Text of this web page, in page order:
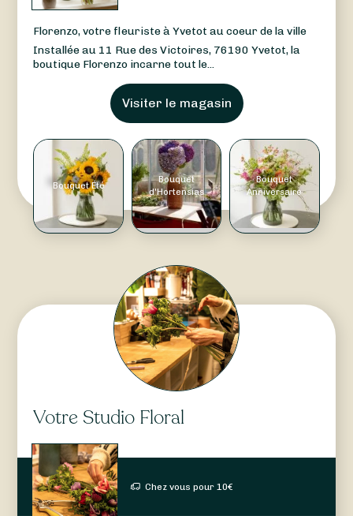
Florenzo, votre fleuriste à Yvetot au coeur de la ville
Installée au 11 Rue des Victoires, 76190 Yvetot, la
boutique Florenzo incarne tout le...
Visiter le magasin
Bouquet Été
Bouquet
d'Hortensias
Bouquet
Anniversaire
Votre Studio Floral
Chez vous pour10€